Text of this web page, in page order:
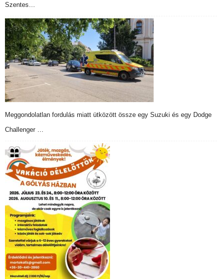
Szentes…
Meggondolatlan fordulás miatt ütközött össze egy Suzuki és egy Dodge
Challenger …